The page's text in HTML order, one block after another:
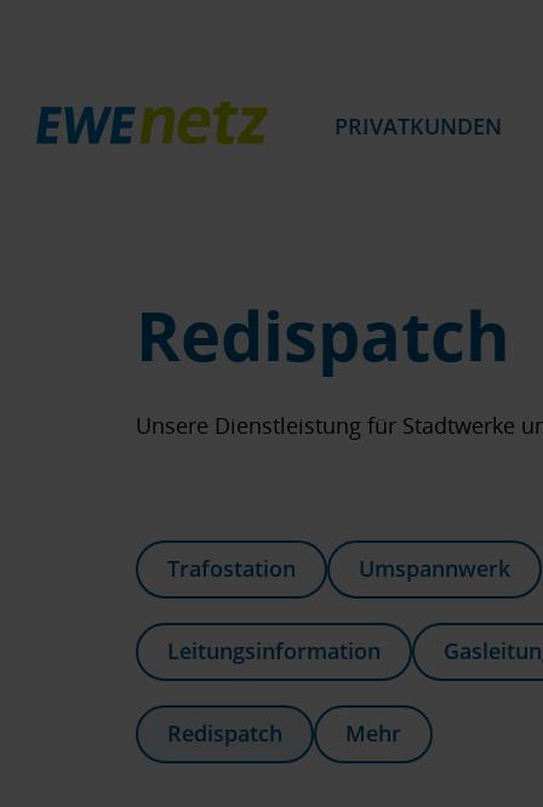
PRIVATKUNDEN
Redispatch
Unsere Dienstleistung für Stadtwerke
Trafostation Umspannwerk
Leitungsinformation
Redispatch Mehr